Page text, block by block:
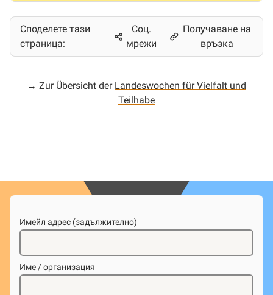
Споделете тази
страница:
Соц.
мрежи
Получаване на
връзка
→ Zur Übersicht der Landeswochen für Vielfalt und
Teilhabe
Имейл адрес (задължително)
Име / организация